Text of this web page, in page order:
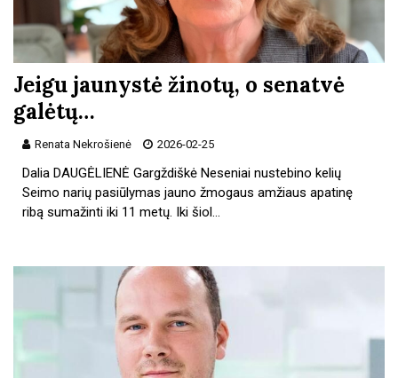
Jeigu jaunystė žinotų, o senatvė
galėtų…
Renata Nekrošienė 2026-02-25
Dalia DAUGĖLIENĖ Gargždiškė Neseniai nustebino kelių
Seimo narių pasiūlymas jauno žmogaus amžiaus apatinę
ribą sumažinti iki 11 metų. Iki šiol…